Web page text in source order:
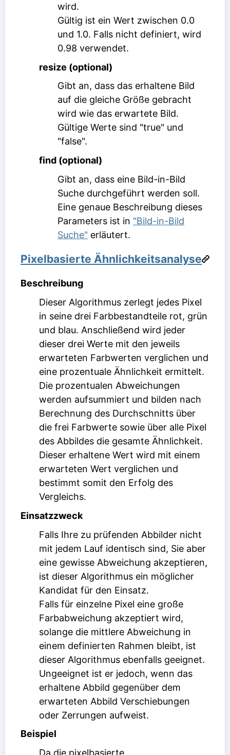
wird.
Gültig ist ein Wert zwischen 0.0
und 1.0. Falls nicht definiert, wird
0.98 verwendet.
resize (optional)
Gibt an, dass das erhaltene Bild
auf die gleiche Größe gebracht
wird wie das erwartete Bild.
Gültige Werte sind "true" und
"false".
find (optional)
Gibt an, dass eine Bild-in-Bild
Suche durchgeführt werden soll.
Eine genaue Beschreibung dieses
Parameters ist in "Bild-in-Bild
Suche" erläutert.
Pixelbasierte Ähnlichkeitsanalyse
Beschreibung
Dieser Algorithmus zerlegt jedes Pixel
in seine drei Farbbestandteile rot, grün
und blau. Anschließend wird jeder
dieser drei Werte mit den jeweils
erwarteten Farbwerten verglichen und
eine prozentuale Ähnlichkeit ermittelt.
Die prozentualen Abweichungen
werden aufsummiert und bilden nach
Berechnung des Durchschnitts über
die frei Farbwerte sowie über alle Pixel
des Abbildes die gesamte Ähnlichkeit.
Dieser erhaltene Wert wird mit einem
erwarteten Wert verglichen und
bestimmt somit den Erfolg des
Vergleichs.
Einsatzzweck
Falls Ihre zu prüfenden Abbilder nicht
mit jedem Lauf identisch sind, Sie aber
eine gewisse Abweichung akzeptieren,
ist dieser Algorithmus ein möglicher
Kandidat für den Einsatz.
Falls für einzelne Pixel eine große
Farbabweichung akzeptiert wird,
solange die mittlere Abweichung in
einem definierten Rahmen bleibt, ist
dieser Algorithmus ebenfalls geeignet.
Ungeeignet ist er jedoch, wenn das
erhaltene Abbild gegenüber dem
erwarteten Abbild Verschiebungen
oder Zerrungen aufweist.
Beispiel
Da die pixelbasierte